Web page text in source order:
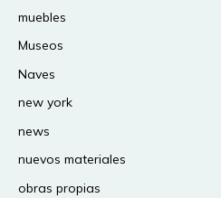
muebles
Museos
Naves
new york
news
nuevos materiales
obras propias